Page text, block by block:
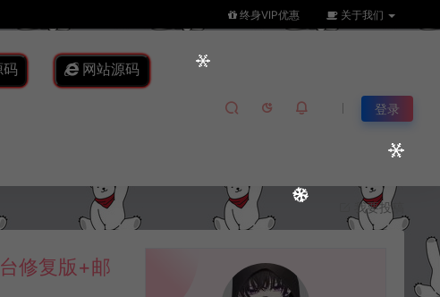
终身VIP优惠 关于我们
网站源码
登录
我要投稿
修复版+邮